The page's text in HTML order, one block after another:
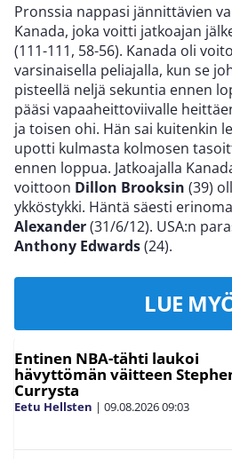
Pronssia nappasi jännittävien
Kanada, joka voitti jatkoajan
(111-111, 58-56). Kanada oli
varsinaisella peliajalla, kun se
pisteellä neljä sekuntia ennen
pääsi vapaaheittoviivalle
ja toisen ohi. Hän sai kuitenkin
upotti kulmasta kolmosen
ennen loppua. Jatkoajalla
voittoon Dillon Brooksin (39)
ykköstykki. Häntä säesti
Alexander(31/6/12). USA:n
Anthony Edwards(24).
LUE
Entinen NBA-tähti laukoi
hävyttömän väitteen
Currysta
Eetu Hellsten | 09.08.202609:03